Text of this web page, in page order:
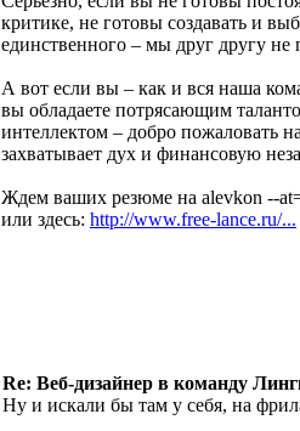
критике, не готовы создавать и
единственного – мы друг другу не
А вот если вы – как и вся наша
вы обладаете потрясающим
интеллектом – добро пожаловать
захватывает дух и финансовую
Ждем ваших резюме на alevkon --
или здесь: http://www.free-lance.ru/...
Re: Веб-дизайнер в команду
Ну и искали бы там у себя, на